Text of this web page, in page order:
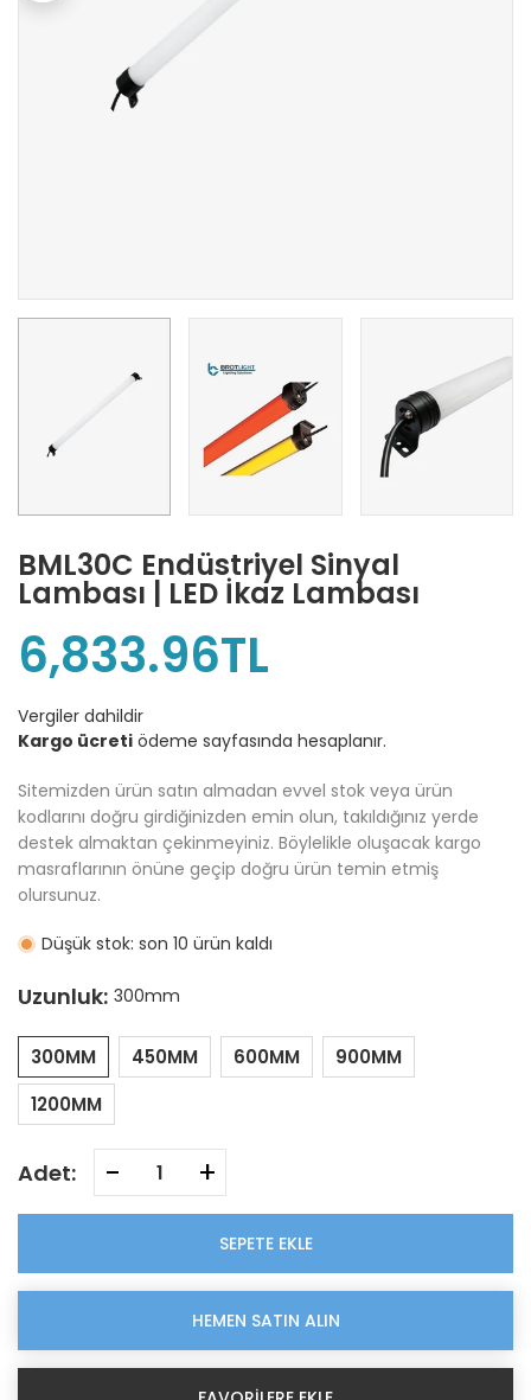
BML30C Endüstriyel Sinyal
Lambası | LED İkaz Lambası
6,833.96TL
Vergiler dahildir
Kargo ücreti ödeme sayfasında hesaplanır.
Sitemizden ürün satın almadan evvel stok veya ürün
kodlarını doğru girdiğinizden emin olun, takıldığınız yerde
destek almaktan çekinmeyiniz. Böylelikle oluşacak kargo
masraflarının önüne geçip doğru ürün temin etmiş
olursunuz.
Düşük stok: son 10 ürün kaldı
Uzunluk: 300mm
300MM 450MM 600MM
900MM
1200MM
Adet: - +
SEPETE EKLE
HEMEN SATIN ALIN